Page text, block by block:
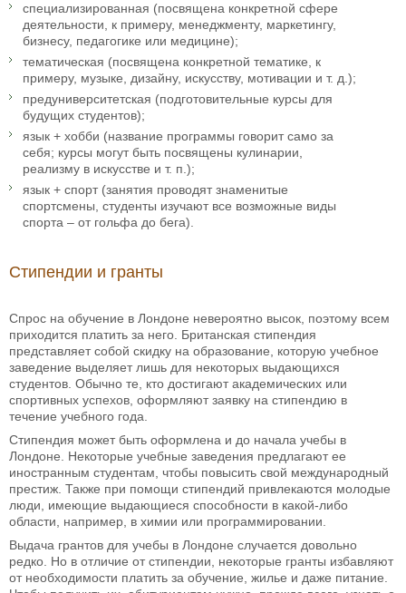
специализированная (посвящена конкретной сфере
деятельности, к примеру, менеджменту, маркетингу,
бизнесу, педагогике или медицине);
тематическая (посвящена конкретной тематике, к
примеру, музыке, дизайну, искусству, мотивации и т. д.);
предуниверситетская (подготовительные курсы для
будущих студентов);
язык + хобби (название программы говорит само за
себя; курсы могут быть посвящены кулинарии,
реализму в искусстве и т. п.);
язык + спорт (занятия проводят знаменитые
спортсмены, студенты изучают все возможные виды
спорта – от гольфа до бега).
Стипендии и гранты
Спрос на обучение в Лондоне невероятно высок, поэтому всем
приходится платить за него. Британская стипендия
представляет собой скидку на образование, которую учебное
заведение выделяет лишь для некоторых выдающихся
студентов. Обычно те, кто достигают академических или
спортивных успехов, оформляют заявку на стипендию в
течение учебного года.
Стипендия может быть оформлена и до начала учебы в
Лондоне. Некоторые учебные заведения предлагают ее
иностранным студентам, чтобы повысить свой международный
престиж. Также при помощи стипендий привлекаются молодые
люди, имеющие выдающиеся способности в какой-либо
области, например, в химии или программировании.
Выдача грантов для учебы в Лондоне случается довольно
редко. Но в отличие от стипендии, некоторые гранты избавляют
от необходимости платить за обучение, жилье и даже питание.